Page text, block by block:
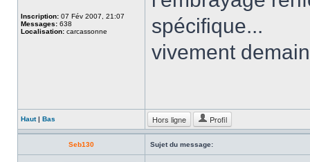
Inscription: 07 Fév 2007, 21:07
Messages: 638
Localisation: carcassonne
spécifique...
vivement demain
Haut| Bas Hors ligne Profil
Seb130 Sujet du message: